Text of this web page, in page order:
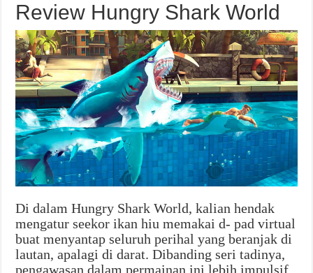
Review Hungry Shark World
Di dalam Hungry Shark World, kalian hendak
mengatur seekor ikan hiu memakai d- pad virtual
buat menyantap seluruh perihal yang beranjak di
lautan, apalagi di darat. Dibanding seri tadinya,
pengawasan dalam permainan ini lebih impulsif